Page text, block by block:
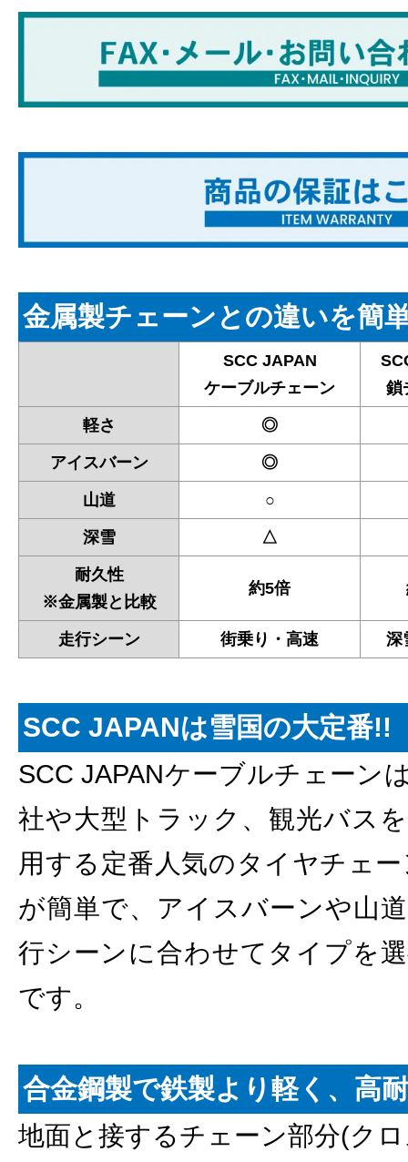
金属製チェーンとの違いを簡
SCC JAPAN
ケーブルチェーン
鎖
軽さ ◎
アイスバーン ◎
山道 ○
深雪 △
耐久性
※金属製と比較
約5倍
走行シーン 街乗り・高速 深
SCC JAPANは雪国の大定番!!
SCC JAPANケーブルチェーン
社や大型トラック、観光バス
用する定番人気のタイヤチェ
が簡単で、アイスバーンや山
行シーンに合わせてタイプを
です。
合金鋼製で鉄製より軽く、高
地面と接するチェーン部分(ク